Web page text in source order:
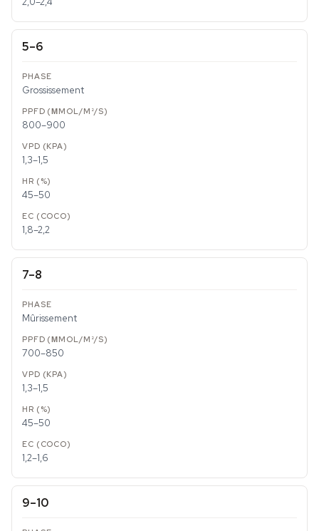
5–6
Grossissement
800–900
1,3–1,5
45–50
1,8–2,2
7–8
Mûrissement
700–850
1,3–1,5
45–50
1,2–1,6
9–10